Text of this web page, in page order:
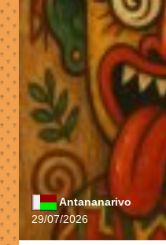
Antananarivo
29/07/2026